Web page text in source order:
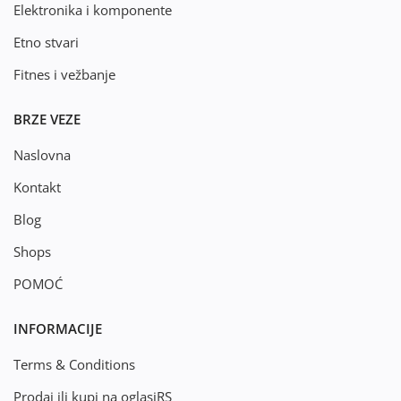
Elektronika i komponente
Etno stvari
Fitnes i vežbanje
BRZE VEZE
Naslovna
Kontakt
Blog
Shops
POMOĆ
INFORMACIJE
Terms & Conditions
Prodaj ili kupi na oglasiRS